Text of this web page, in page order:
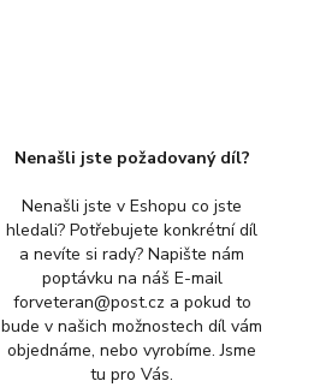
Nenašli jste požadovaný díl?
Nenašli jste v Eshopu co jste
hledali? Potřebujete konkrétní díl
a nevíte si rady? Napište nám
poptávku na náš E-mail
forveteran@post.cz a pokud to
bude v našich možnostech díl vám
objednáme, nebo vyrobíme. Jsme
tu pro Vás.